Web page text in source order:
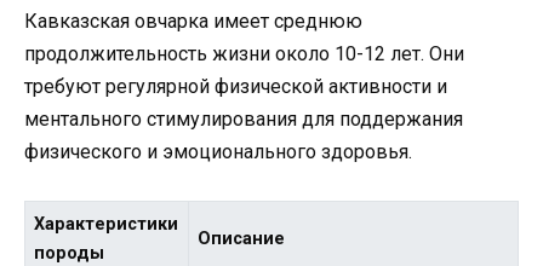
Кавказская овчарка имеет среднюю
продолжительность жизни около 10-12 лет. Они
требуют регулярной физической активности и
ментального стимулирования для поддержания
физического и эмоционального здоровья.
Характеристики
породы
Описание